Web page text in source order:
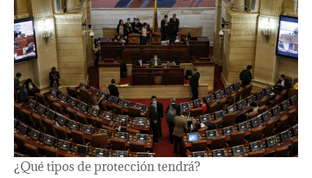
¿Qué tipos de protección tendrá?